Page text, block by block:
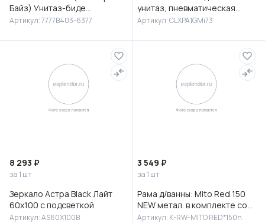
Байз) Унитаз-биде
подвесной, 7777B403-6377
Артикул: 7777B403-6377
унитаз, пневматическая
инсталляция и клавиша
IDD
Артикул: CLXPA1GMi73
8 293 ₽
за 1 шт
Зеркало Астра Black Лайт
60х100 с подсветкой
Артикул: AS60X100B
3 549 ₽
за 1 шт
Рама д/ванны: Mito Red 150
NEW метал. в комплекте со
сборочным пакетом, Сорт1
Артикул: K-RW-MITO RED*150n